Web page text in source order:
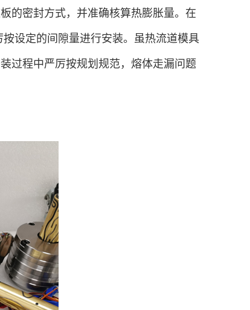
的密封方式，并准确核算热膨胀量。在
设定的间隙量进行安装。虽热流道模具
过程中严厉按规划规范，熔体走漏问题